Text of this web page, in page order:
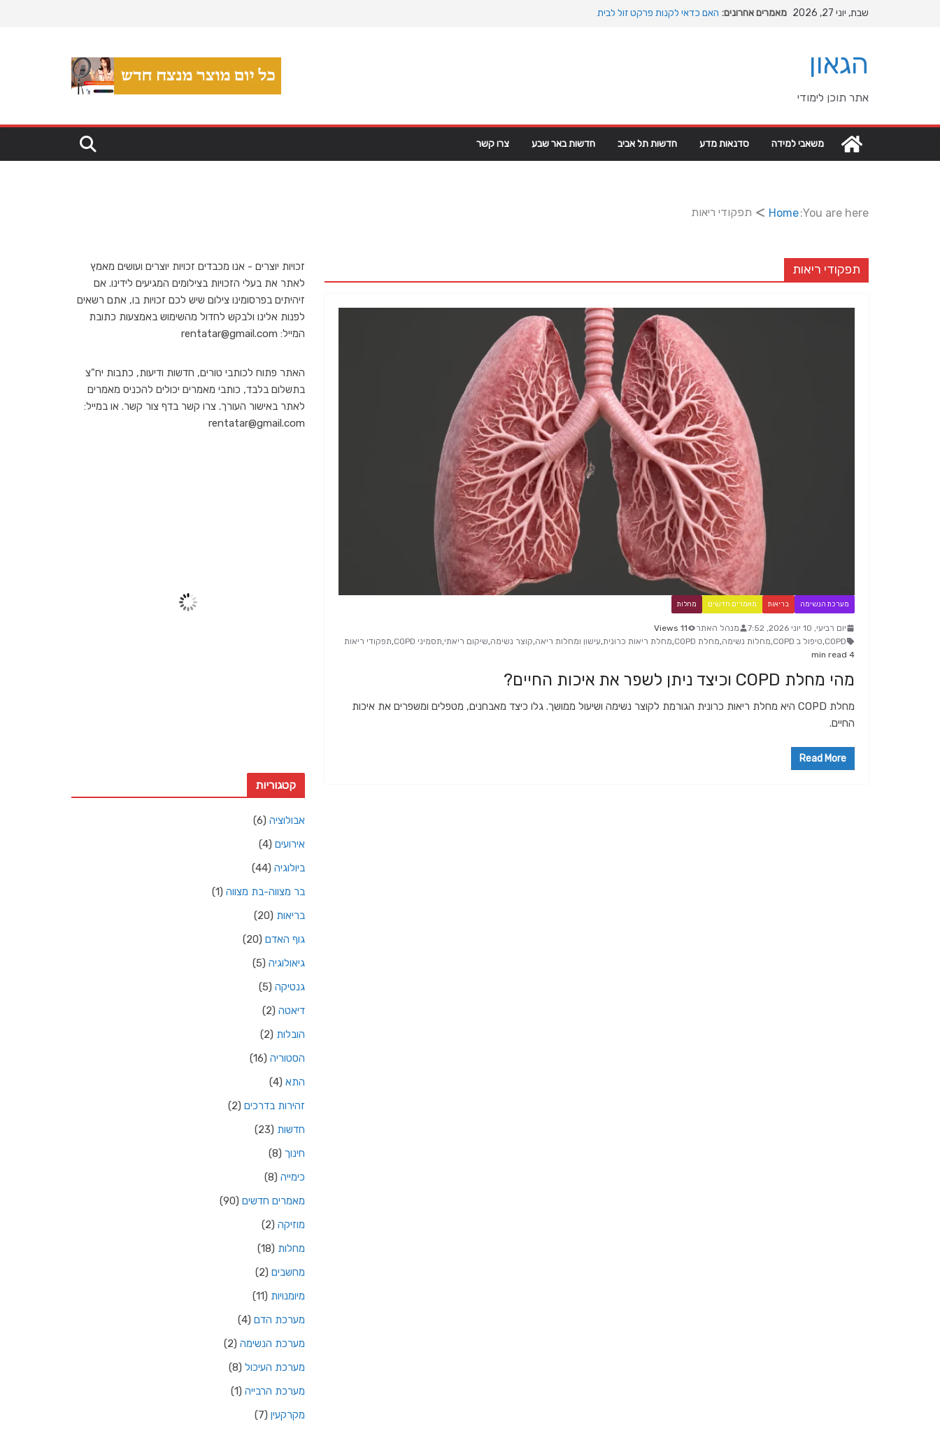
שבת, יוני 27, 2026 מאמרים אחרונים: האם כדאי לקנות פרקט זול לבית
הגאון
אתר תוכן לימודי
משאבי למידה סדנאות מדע חדשות תל אביב חדשות באר שבע צרו קשר
You are here:
Home תפקודי ריאות
תפקודי ריאות
מערכת הנשימה בריאות מאמרים חדשים מחלות
יום רביעי, 10 יוני 2026, 7:52 מנהל האתר
11 Views
COPD
,טיפול ב COPD ,מחלות נשימה,מחלת COPD ,מחלת ריאות כרונית,עישון ומחלות ריאה,קוצר נשימה,שיקום ריאתי,תסמיני COPD ,תפקודי ריאות
4 min read
מהי מחלת COPD וכיצד ניתן לשפר את איכות החיים?
מחלת COPD היא מחלת ריאות כרונית הגורמת לקוצר נשימה ושיעול ממושך. גלו כיצד מאבחנים, מטפלים ומשפרים את איכות
החיים.
Read More
זכויות יוצרים - אנו מכבדים זכויות יוצרים ועושים מאמץ
לאתר את בעלי הזכויות בצילומים המגיעים לידינו. אם
זיהיתים בפרסומינו צילום שיש לכם זכויות בו, אתם רשאים
לפנות אלינו ולבקש לחדול מהשימוש באמצעות כתובת
המייל: rentatar@gmail.com
האתר פתוח לכותבי טורים, חדשות ודיעות, כתבות יח"צ
בתשלום בלבד, כותבי מאמרים יכולים להכניס מאמרים
לאתר באישור העורך. צרו קשר בדף צור קשר. או במייל:
rentatar@gmail.com
59 %
1011 mb
קטגוריות
אבולוציה (6)
אירועים (4)
ביולוגיה (44)
בר מצווה-בת מצווה (1)
בריאות (20)
גוף האדם (20)
גיאולוגיה (5)
גנטיקה (5)
דיאטה (2)
הובלות (2)
הסטוריה (16)
התא (4)
זהירות בדרכים (2)
חדשות (23)
חינוך (8)
כימייה (8)
מאמרים חדשים (90)
מוזיקה (2)
מחלות (18)
מחשבים (2)
מיומנויות (11)
מערכת הדם (4)
מערכת הנשימה (2)
מערכת העיכול (8)
מערכת הרבייה (1)
מקרקעין (7)